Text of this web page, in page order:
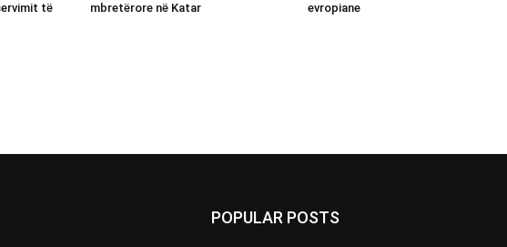
të
mbretërore në Katar
evropiane
POPULAR POSTS